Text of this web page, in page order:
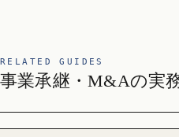
RELATED GUIDES
事業承継・M&Aの実